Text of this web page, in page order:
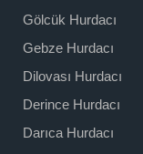
Gölcük Hurdacı
Gebze Hurdacı
Dilovası Hurdacı
Derince Hurdacı
Darıca Hurdacı